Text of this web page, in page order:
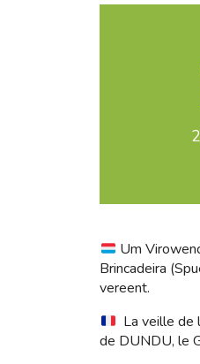
Um
Brincadeira
vereent.
La veille de
de DUNDU, le